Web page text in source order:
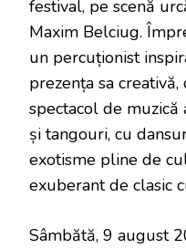
festival, pe scenă
Maxim Belciug.
un percuționist
prezența sa
spectacol de muzică
și tangouri, cu
exotisme pline de
exuberant de clasic
Sâmbătă, 9 august